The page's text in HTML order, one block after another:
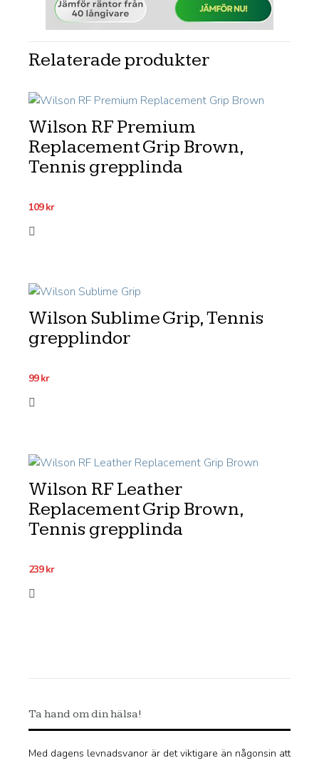
Relaterade produkter
Wilson RF Premium
Replacement Grip Brown,
Tennis grepplinda
109kr
Wilson Sublime Grip, Tennis
grepplindor
99kr
Wilson RF Leather
Replacement Grip Brown,
Tennis grepplinda
239kr
Ta hand om din hälsa!
Med dagens levnadsvanor är det viktigare än någonsin att